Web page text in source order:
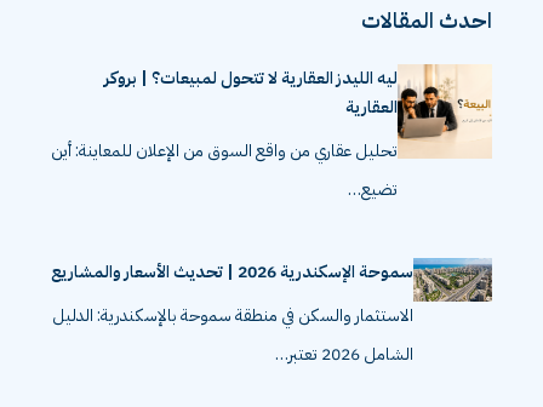
احدث المقالات
ليه الليدز العقارية لا تتحول لمبيعات؟ | بروكر
العقارية
تحليل عقاري من واقع السوق من الإعلان للمعاينة: أين
تضيع…
سموحة الإسكندرية 2026 | تحديث الأسعار والمشاريع
الاستثمار والسكن في منطقة سموحة بالإسكندرية: الدليل
الشامل 2026 تعتبر…